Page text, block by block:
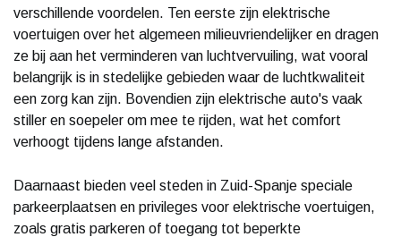
verschillende voordelen. Ten eerste zijn elektrische
voertuigen over het algemeen milieuvriendelijker en dragen
ze bij aan het verminderen van luchtvervuiling, wat vooral
belangrijk is in stedelijke gebieden waar de luchtkwaliteit
een zorg kan zijn. Bovendien zijn elektrische auto's vaak
stiller en soepeler om mee te rijden, wat het comfort
verhoogt tijdens lange afstanden.
Daarnaast bieden veel steden in Zuid-Spanje speciale
parkeerplaatsen en privileges voor elektrische voertuigen,
zoals gratis parkeren of toegang tot beperkte